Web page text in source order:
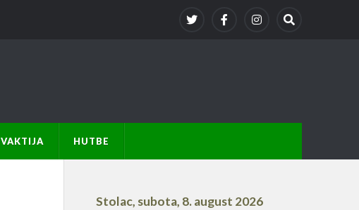
VAKTIJA HUTBE
Stolac, subota, 8. august 2026